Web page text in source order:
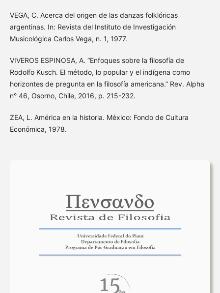
VEGA, C. Acerca del origen de las danzas folklóricas
argentinas. In: Revista del Instituto de Investigación
Musicológica Carlos Vega, n. 1, 1977.
VIVEROS ESPINOSA, A. “Enfoques sobre la filosofía de
Rodolfo Kusch. El método, lo popular y el indígena como
horizontes de pregunta en la filosofía americana.” Rev. Alpha
n° 46, Osorno, Chile, 2016, p. 215-232.
ZEA, L. América en la historia. México: Fondo de Cultura
Económica, 1978.